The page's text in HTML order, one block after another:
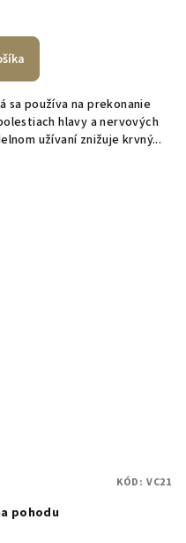
sa používa na prekonanie
hlavy a nervových
užívaní znižuje krvný...
pohodu
KÓD: VC21